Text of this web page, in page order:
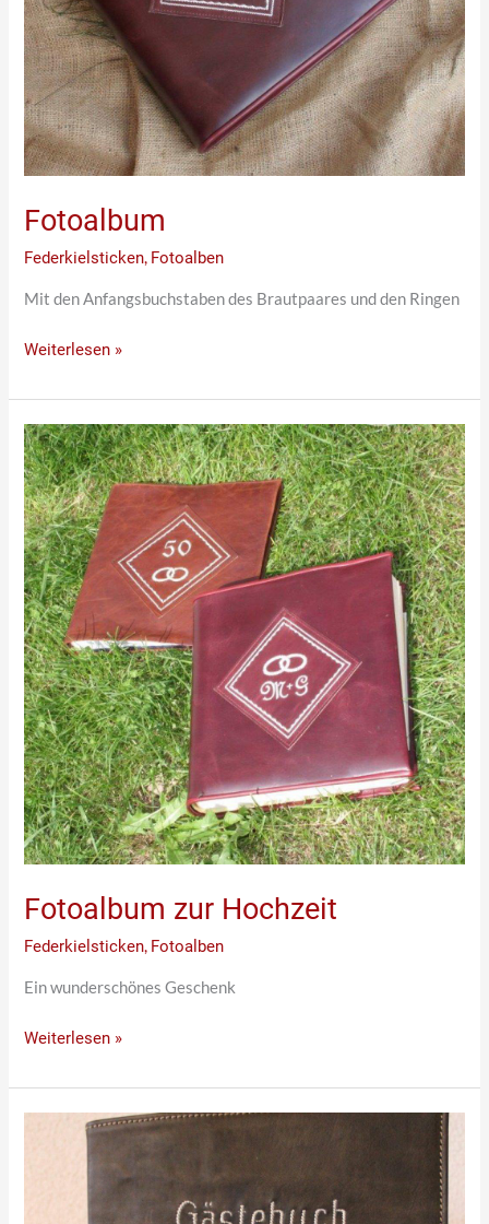
Fotoalbum
Federkielsticken, Fotoalben
Mit den Anfangsbuchstaben des Brautpaares und den Ringen
Weiterlesen »
Fotoalbum zur Hochzeit
Federkielsticken, Fotoalben
Ein wunderschönes Geschenk
Fotoalbum
zur
Hochzeit
Weiterlesen »
Gästebuch